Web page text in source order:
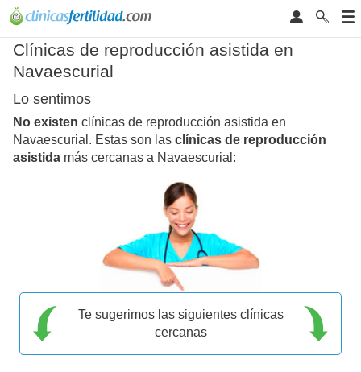
Clínicas de reproducción asistida en
Navaescurial
Lo sentimos
No existen clínicas de reproducción asistida en
Navaescurial. Estas son las clínicas de reproducción
asistida más cercanas a Navaescurial:
Te sugerimos las siguientes clínicas
cercanas